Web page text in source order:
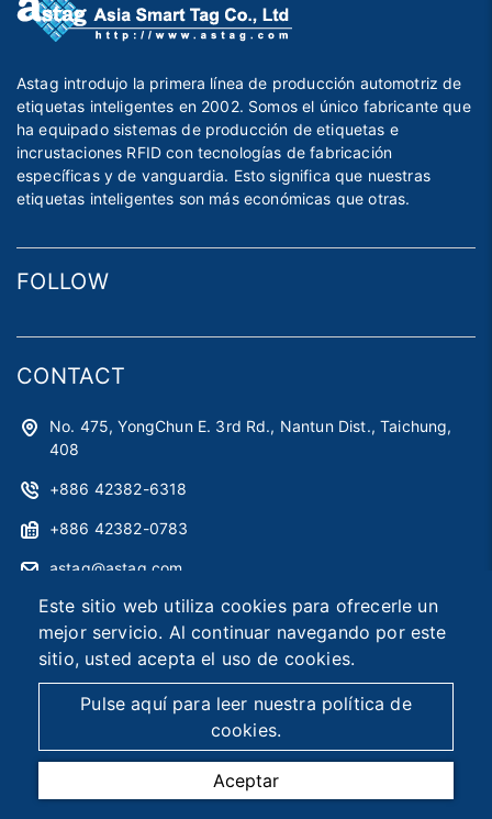
Este sitio web utiliza cookies para ofrecerle un
mejor servicio. Al continuar navegando por este
sitio, usted acepta el uso de cookies.
Pulse aquí para leer nuestra política de
cookies.
Aceptar
Astag introdujo la primera línea de producción automotriz de
etiquetas inteligentes en 2002. Somos el único fabricante que
ha equipado sistemas de producción de etiquetas e
incrustaciones RFID con tecnologías de fabricación
específicas y de vanguardia. Esto significa que nuestras
etiquetas inteligentes son más económicas que otras.
FOLLOW
CONTACT
No. 475, YongChun E. 3rd Rd., Nantun Dist., Taichung,
408
+886 42382-6318
+886 42382-0783
astag@astag.com
roger@astag.com
2026 © Asia Smart Tag Co., Ltd. Designed by首岳資訊
Mapa del sitio
TEL MAIL MAP